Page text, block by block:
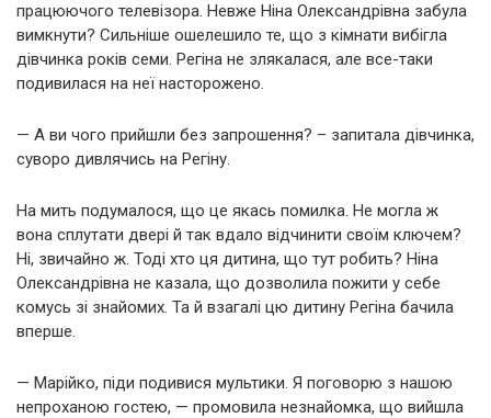
працюючого телевізора. Невже Ніна Олександрівна забула
вимкнути? Сильніше ошелешило те, що з кімнати вибігла
дівчинка років семи. Регіна не злякалася, але все-таки
подивилася на неї насторожено.
— А ви чого прийшли без запрошення? – запитала дівчинка,
суворо дивлячись на Регіну.
На мить подумалося, що це якась помилка. Не могла ж
вона сплутати двері й так вдало відчинити своїм ключем?
Ні, звичайно ж. Тоді хто ця дитина, що тут робить? Ніна
Олександрівна не казала, що дозволила пожити у себе
комусь зі знайомих. Та й взагалі цю дитину Регіна бачила
вперше.
— Марійко, піди подивися мультики. Я поговорю з нашою
непроханою гостею, — промовила незнайомка, що вийшла